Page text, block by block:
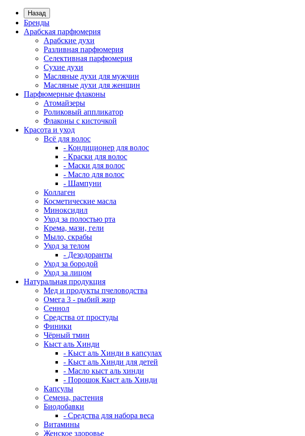
Назад
Бренды
Арабская парфюмерия
Арабские духи
Разливная парфюмерия
Селективная парфюмерия
Сухие духи
Масляные духи для мужчин
Масляные духи для женщин
Парфюмерные флаконы
Атомайзеры
Роликовый аппликатор
Флаконы с кисточкой
Красота и уход
Всё для волос
- Кондиционер для волос
- Краски для волос
- Маски для волос
- Масло для волос
- Шампуни
Коллаген
Косметические масла
Миноксидил
Уход за полостью рта
Крема, мази, гели
Мыло, скрабы
Уход за телом
- Дезодоранты
Уход за бородой
Уход за лицом
Натуральная продукция
Мед и продукты пчеловодства
Омега 3 - рыбий жир
Сеннол
Средства от простуды
Финики
Чёрный тмин
Кыст аль Хинди
- Кыст аль Хинди в капсулах
- Кыст аль Хинди для детей
- Масло кыст аль хинди
- Порошок Кыст аль Хинди
Капсулы
Семена, растения
Биодобавки
- Средства для набора веса
Витамины
Женское здоровье